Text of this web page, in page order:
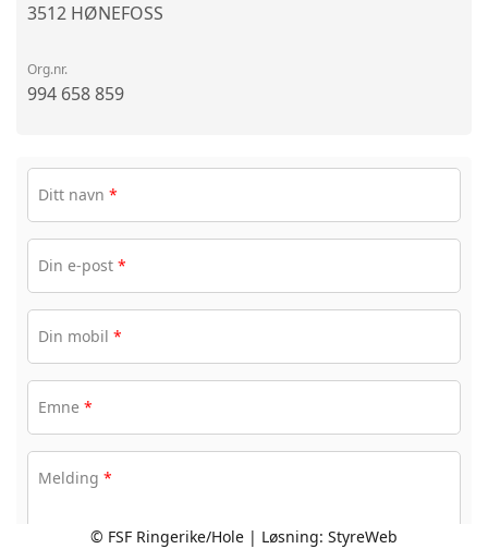
3512 HØNEFOSS
Org.nr.
994 658 859
Ditt navn *
Din e-post *
Din mobil *
Emne *
Melding *
© FSF Ringerike/Hole | Løsning: StyreWeb